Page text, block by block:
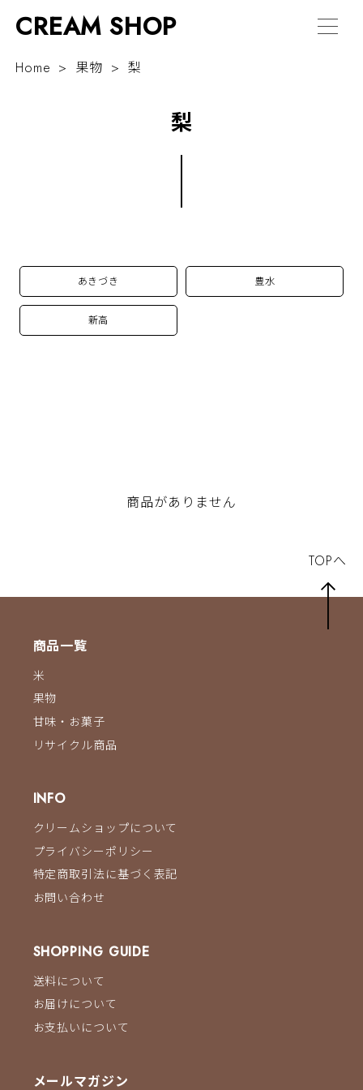
CREAM SHOP
Home 果物 梨
梨
あきづき 豊水
新高
商品がありません
商品一覧
米
果物
甘味・お菓子
リサイクル商品
INFO
クリームショップについて
プライバシーポリシー
特定商取引法に基づく表記
お問い合わせ
SHOPPING GUIDE
送料について
お届けについて
お支払いについて
メールマガジン
TOPへ